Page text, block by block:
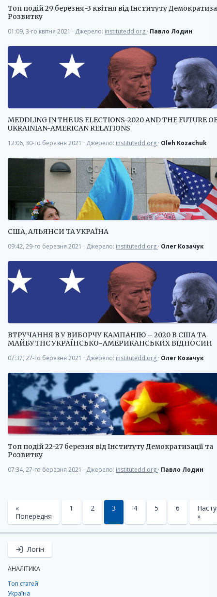
Топ подій 29 березня-3 квітня від Інституту
Розвитку
01:09, 3-го квітня 2021 · Джерело: institutedd.org · Павло Лодин
MEDDLING IN THE US ELECTIONS-2020 AND THE FUTURE
UKRAINIAN-AMERICAN RELATIONS
12:06, 30-го березня 2021 · Джерело: institutedd.org · Oleh Kozachuk
США, АЛЬЯНСИ ТА УКРАЇНА
09:42, 29-го березня 2021 · Джерело: institutedd.org · Олег Козачук
ВТРУЧАННЯ В У ВИБОРЧУ КАМПАНІЮ – 2020 В США ТА
МАЙБУТНЄ УКРАЇНСЬКО-АМЕРИКАНСЬКИХ ВІДНОСИН
07:37, 27-го березня 2021 · Джерело: institutedd.org · Олег Козачук
Топ подій 22-27 березня від Інституту Демократизації та
Розвитку
07:34, 27-го березня 2021 · Джерело: institutedd.org · Павло Лодин
«
Попередня
1 2 3 4 5 6
»
Логін
АНАЛІТИКА
Топ статей
Україна